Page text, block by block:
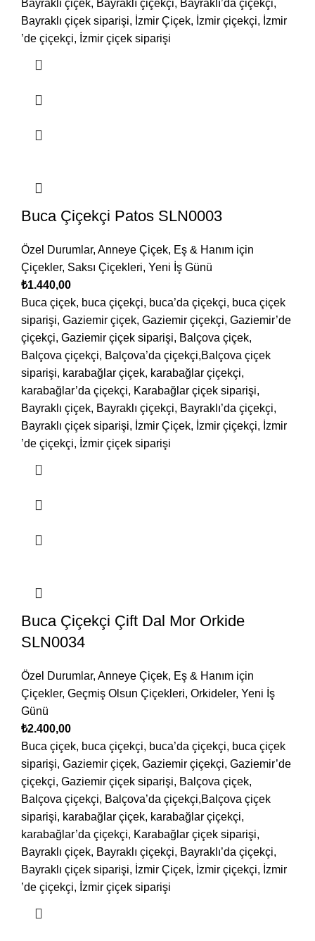
Bayraklı çiçek, Bayraklı çiçekçi, Bayraklı’da çiçekçi,
Bayraklı çiçek siparişi, İzmir Çiçek, İzmir çiçekçi, İzmir
’de çiçekçi, İzmir çiçek siparişi
Buca Çiçekçi Patos SLN0003
Özel Durumlar, Anneye Çiçek, Eş & Hanım için
Çiçekler, Saksı Çiçekleri, Yeni İş Günü
₺1.440,00
Buca çiçek, buca çiçekçi, buca’da çiçekçi, buca çiçek
siparişi, Gaziemir çiçek, Gaziemir çiçekçi, Gaziemir’de
çiçekçi, Gaziemir çiçek siparişi, Balçova çiçek,
Balçova çiçekçi, Balçova’da çiçekçi,Balçova çiçek
siparişi, karabağlar çiçek, karabağlar çiçekçi,
karabağlar’da çiçekçi, Karabağlar çiçek siparişi,
Bayraklı çiçek, Bayraklı çiçekçi, Bayraklı’da çiçekçi,
Bayraklı çiçek siparişi, İzmir Çiçek, İzmir çiçekçi, İzmir
’de çiçekçi, İzmir çiçek siparişi
Buca Çiçekçi Çift Dal Mor Orkide
SLN0034
Özel Durumlar, Anneye Çiçek, Eş & Hanım için
Çiçekler, Geçmiş Olsun Çiçekleri, Orkideler, Yeni İş
Günü
₺2.400,00
Buca çiçek, buca çiçekçi, buca’da çiçekçi, buca çiçek
siparişi, Gaziemir çiçek, Gaziemir çiçekçi, Gaziemir’de
çiçekçi, Gaziemir çiçek siparişi, Balçova çiçek,
Balçova çiçekçi, Balçova’da çiçekçi,Balçova çiçek
siparişi, karabağlar çiçek, karabağlar çiçekçi,
karabağlar’da çiçekçi, Karabağlar çiçek siparişi,
Bayraklı çiçek, Bayraklı çiçekçi, Bayraklı’da çiçekçi,
Bayraklı çiçek siparişi, İzmir Çiçek, İzmir çiçekçi, İzmir
’de çiçekçi, İzmir çiçek siparişi